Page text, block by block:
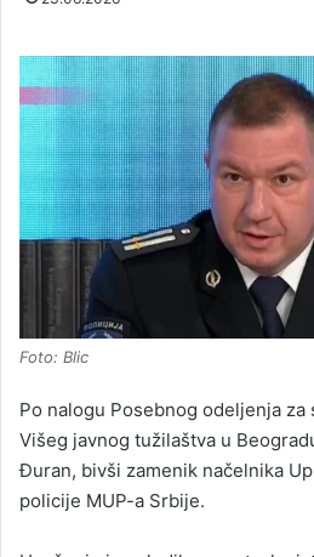
Foto: Blic
Po nalogu Posebnog odeljenja
Višeg javnog tužilaštva u
Đuran, bivši zamenik načelnika
policije MUP-a Srbije.